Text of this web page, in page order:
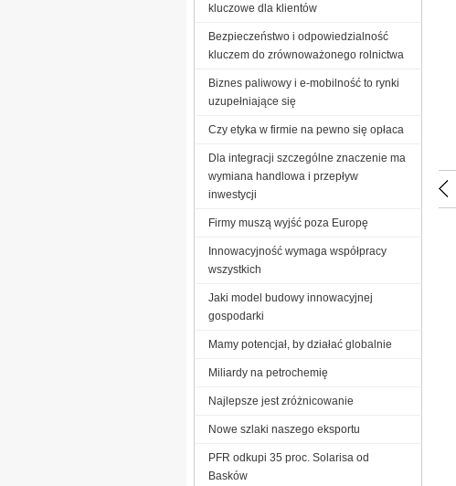
kluczowe dla klientów
Bezpieczeństwo i odpowiedzialność
kluczem do zrównoważonego rolnictwa
Biznes paliwowy i e-mobilność to rynki
uzupełniające się
Czy etyka w firmie na pewno się opłaca
Dla integracji szczególne znaczenie ma
wymiana handlowa i przepływ
inwestycji
Firmy muszą wyjść poza Europę
Innowacyjność wymaga współpracy
wszystkich
Jaki model budowy innowacyjnej
gospodarki
Mamy potencjał, by działać globalnie
Miliardy na petrochemię
Najlepsze jest zróżnicowanie
Nowe szlaki naszego eksportu
PFR odkupi 35 proc. Solarisa od
Basków